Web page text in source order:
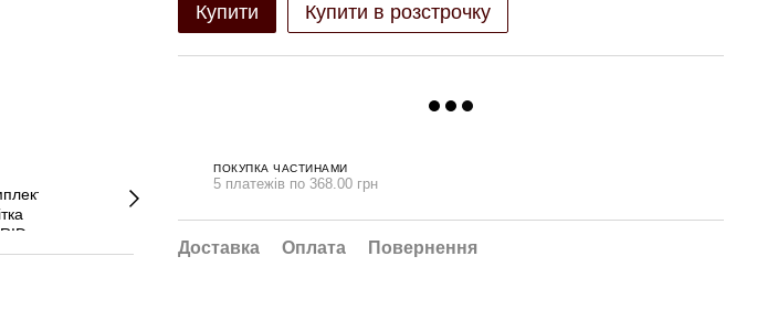
Купити Купити в розстрочку
ПОКУПКА ЧАСТИНАМИ
5 платежів по 368.00 грн
Доставка Оплата Повернення